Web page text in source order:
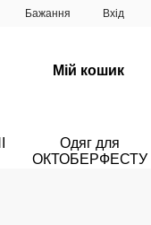
Бажання Вхід
Мій кошик
Одяг для
ОКТОБЕРФЕСТУ